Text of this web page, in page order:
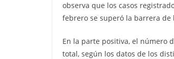
observa que los casos
febrero se superó la barrera de
En la parte positiva, el número
total, según los datos de los